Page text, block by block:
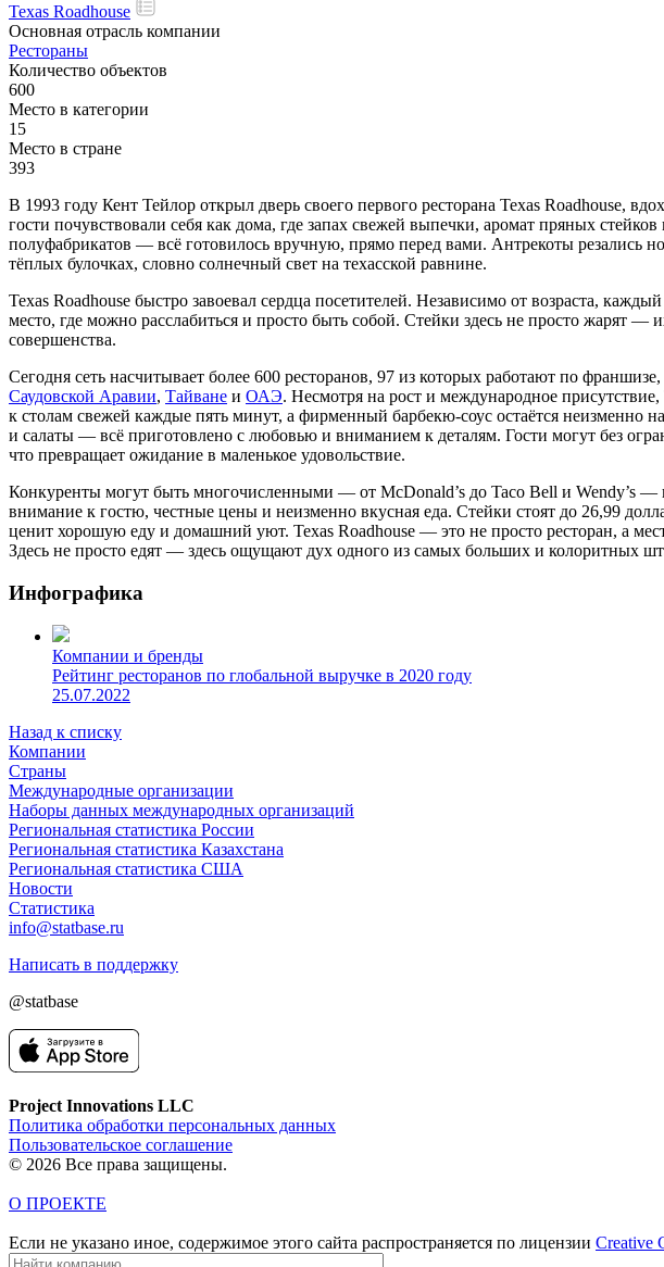
Texas Roadhouse
Основная отрасль компании
Рестораны
Количество объектов
600
Место в категории
15
Место в стране
393
В 1993 году Кент Тейлор открыл дверь своего первого ресторана Texas Roadhouse,
гости почувствовали себя как дома, где запах свежей выпечки, аромат пряных
полуфабрикатов — всё готовилось вручную, прямо перед вами. Антрекоты резались
тёплых булочках, словно солнечный свет на техасской равнине.
Texas Roadhouse быстро завоевал сердца посетителей. Независимо от возраста,
место, где можно расслабиться и просто быть собой. Стейки здесь не просто жарят
совершенства.
Сегодня сеть насчитывает более 600 ресторанов, 97 из которых работают по
Саудовской Аравии, Тайване и ОАЭ. Несмотря на рост и международное
к столам свежей каждые пять минут, а фирменный барбекю-соус остаётся
и салаты — всё приготовлено с любовью и вниманием к деталям. Гости могут без
что превращает ожидание в маленькое удовольствие.
Конкуренты могут быть многочисленными — от McDonald’s до Taco Bell и Wendy’s —
внимание к гостю, честные цены и неизменно вкусная еда. Стейки стоят до 26,99
ценит хорошую еду и домашний уют. Texas Roadhouse — это не просто ресторан, а
Здесь не просто едят — здесь ощущают дух одного из самых больших и колоритных
Инфографика
Компании и бренды
Рейтинг ресторанов по глобальной выручке в 2020 году
25.07.2022
Назад к списку
Компании
Страны
Международные организации
Наборы данных международных организаций
Региональная статистика России
Региональная статистика Казахстана
Региональная статистика США
Новости
Статистика
info@statbase.ru
Написать в поддержку
@statbase
Project Innovations LLC
Политика обработки персональных данных
Пользовательское соглашение
© 2026 Все права защищены.
О ПРОЕКТЕ
Если не указано иное, содержимое этого сайта распространяется по лицензии Creative